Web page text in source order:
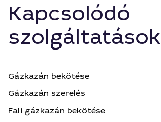
Kapcsolódó
szolgáltatások
Gázkazán bekötése
Gázkazán szerelés
Fali gázkazán bekötése